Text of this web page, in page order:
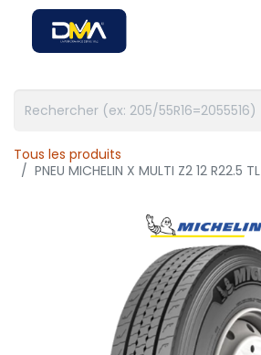
Tous les produits
PNEU MICHELIN X MULTI Z2 12 R22.5